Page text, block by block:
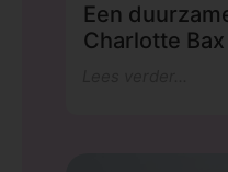
Een
Charlotte